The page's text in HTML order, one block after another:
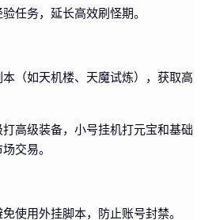
任务，延长高效刷怪期。
（如天机楼、天魔试炼），获取高
高级装备，小号挂机打元宝和基础
交易。
使用外挂脚本，防止账号封禁。